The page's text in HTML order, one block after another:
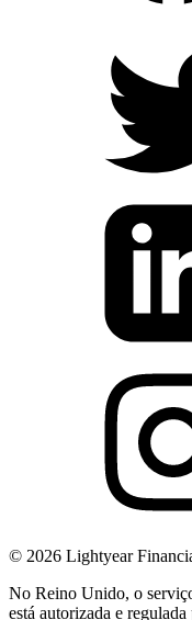
© 2026 Lightyear
No Reino Unido, o
está autorizada e